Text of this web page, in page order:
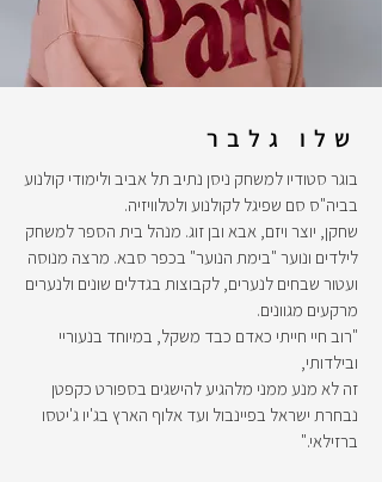
שלו גלבר
בוגר סטודיו למשחק ניסן נתיב תל אביב ולימודי קולנוע
בביה"ס סם שפיגל לקולנוע ולטלוויזיה.
שחקן, יוצר ויזם, אבא ובן זוג. מנהל בית הספר למשחק
לילדים ונוער "בימת הנוער" בכפר סבא. מרצה מנוסה
ועטור שבחים לנערים, לקבוצות בגדלים שונים ולנערים
מרקעים מגוונים.
"רוב חיי חייתי כאדם כבד משקל, במיוחד בנעוריי
ובילדותי,
זה לא מנע ממני מלהגיע להישגים בספורט כקפטן
נבחרת ישראל בפיינבול ועד אלוף הארץ בג'יו ג'יטסו
ברזילאי."